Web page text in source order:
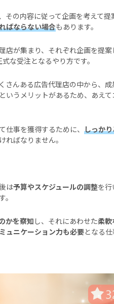
の内容に従って企画を考えて提
ばならない場合もあります。
店が集まり、それぞれ企画を提
な受注となるやり方です。
さんある広告代理店の中から、
いうメリットがあるため、あえ
事を獲得するために、 しっか
ればなりません。
は予算やスケジュールの調整を行
かを察知し、それにあわせた柔軟
ュニケーション力も必要となる仕